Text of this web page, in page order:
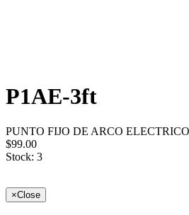
P1AE-3ft
PUNTO FIJO DE ARCO
$99.00
Stock: 3
×Close